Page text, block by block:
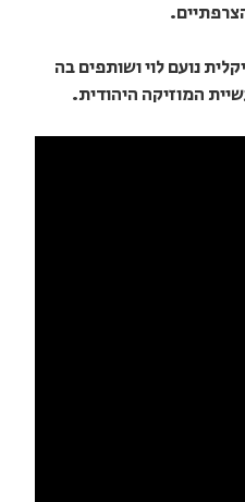
נועם לוי ושותפים בה
המוזיקה היהודית.